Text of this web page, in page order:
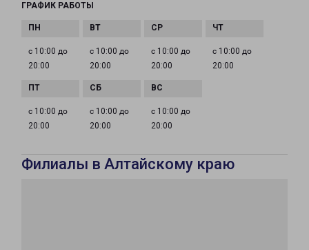
ГРАФИК РАБОТЫ
с 10:00 до
20:00
с 10:00 до
20:00
с 10:00 до
20:00
с 10:00 до
20:00
с 10:00 до
20:00
с 10:00 до
20:00
с 10:00 до
20:00
Филиалы в Алтайскому краю